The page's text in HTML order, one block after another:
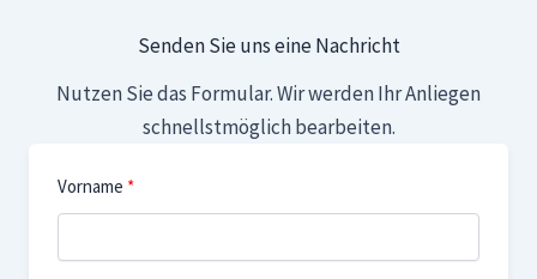
Senden Sie uns eine Nachricht
Nutzen Sie das Formular. Wir werden Ihr Anliegen
schnellstmöglich bearbeiten.
Vorname